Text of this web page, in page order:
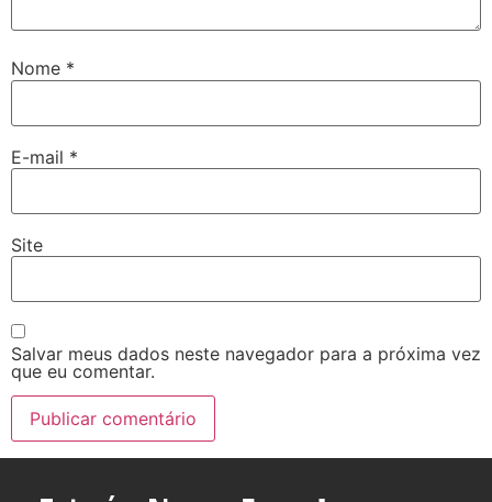
Nome *
E-mail *
Site
Salvar meus dados neste navegador para a próxima vez
que eu comentar.